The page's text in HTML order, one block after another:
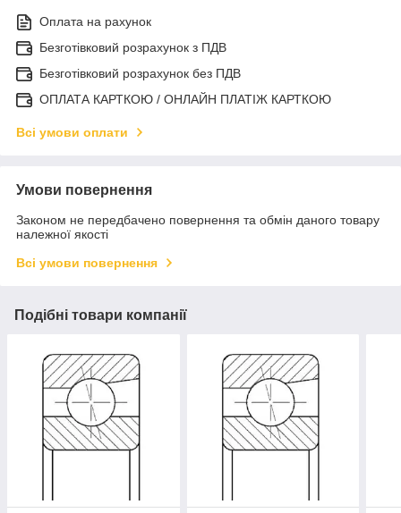
Оплата на рахунок
Безготівковий розрахунок з ПДВ
Безготівковий розрахунок без ПДВ
ОПЛАТА КАРТКОЮ / ОНЛАЙН ПЛАТІЖ КАРТКОЮ
Всі умови оплати
Умови повернення
Законом не передбачено повернення та обмін даного товару
належної якості
Всі умови повернення
Подібні товари компанії